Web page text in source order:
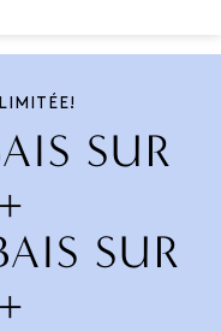
SUR
SUR